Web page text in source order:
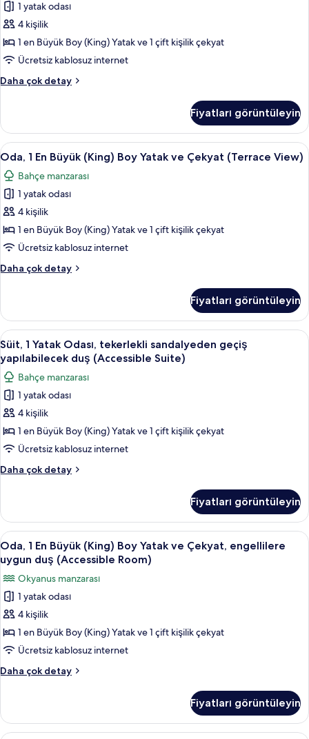
fotoğrafları
görün
uygun
duş
(Accessible
hakkında
daha
fazla
Büyük
(King)
Boy
Yatak
ve
Çekyat,
Manzaralı
(Accessible
Room)
için
tüm
fotoğrafları
görün
1 yatak odası
4 kişilik
1 en Büyük Boy (King) Yatak ve 1 çift kişilik çekyat
Ücretsiz kablosuz internet
Daha çok detay
Deluxe
Büyük
(King)
Boy
ve
Çekyat,
Manzaralı
(Accessible
Room)
hakkında
daha
Fiyatları görüntüleyin
Oda,
1
En
Büyük
(King)
Boy
Yatak
Çekyat
için
tüm
fotoğrafları
görün
Kaliteli yatak takımı, odada kasa,
3
Oda, 1 En Büyük (King) Boy Yatak ve Çekyat (Terrace View)
Bahçe manzarası
1 yatak odası
4 kişilik
1 en Büyük Boy (King) Yatak ve 1 çift kişilik çekyat
Ücretsiz kablosuz internet
Daha çok detay
Oda,
(King)
Boy
Yatak
ve
Çekyat
(Terrace
View)
hakkında
daha
fazla
Fiyatları görüntüleyin
Süit,
1
Yatak
Odası,
tekerlekli
sandalyeden
geçiş
yapılabilecek
duş
(Accessible
için
tüm
fotoğrafları
görün
Süit, 1 Yatak Odası, tekerlekli
4
Süit, 1 Yatak Odası, tekerlekli sandalyeden geçiş
yapılabilecek duş (Accessible Suite)
Bahçe manzarası
1 yatak odası
4 kişilik
1 en Büyük Boy (King) Yatak ve 1 çift kişilik çekyat
Ücretsiz kablosuz internet
Daha çok detay
Süit,
tekerlekli
sandalyeden
geçiş
yapılabilecek
duş
(Accessible
Suite)
hakkında
daha
fazla
Fiyatları görüntüleyin
Oda,
1
En
Büyük
(King)
Boy
Yatak
ve
Çekyat,
engellilere
duş
(Accessible
Dijital TV kanalları bulunan 65 inç
3
Oda, 1 En Büyük (King) Boy Yatak ve Çekyat, engellilere
uygun duş (Accessible Room)
Okyanus manzarası
1 yatak odası
4 kişilik
1 en Büyük Boy (King) Yatak ve 1 çift kişilik çekyat
Ücretsiz kablosuz internet
Daha çok detay
Oda,
(King)
Boy
Fiyatları görüntüleyin